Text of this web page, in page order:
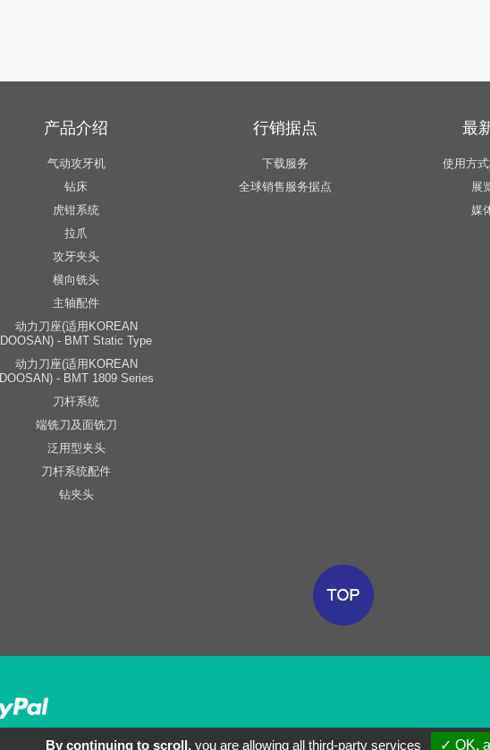
产品介绍
气动攻牙机
钻床
虎钳系统
拉爪
攻牙夹头
横向铣头
主轴配件
动力刀座(适用KOREAN
DOOSAN) - BMT Static Type
动力刀座(适用KOREAN
DOOSAN) - BMT 1809 Series
刀杆系统
端铣刀及面铣刀
泛用型夹头
刀杆系统配件
钻夹头
行销据点
下载服务
全球销售服务据点
最
使用方
展
媒
By continuing to scroll,you are allowing all third-party services ✓ OK,